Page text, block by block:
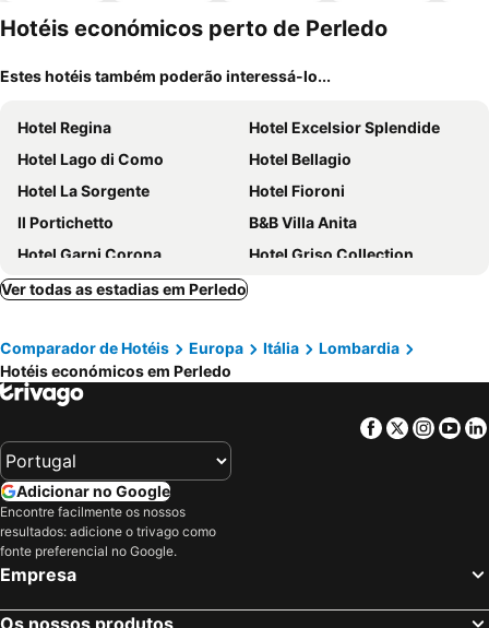
Hotéis económicos perto de Perledo
Estes hotéis também poderão interessá-lo...
Hotel Regina
Hotel Excelsior Splendide
Hotel Lago di Como
Hotel Bellagio
Hotel La Sorgente
Hotel Fioroni
Il Portichetto
B&B Villa Anita
Hotel Garni Corona
Hotel Griso Collection
Hotel Il Perlo
HLL Hotel Lungolago Lecco
Hotel Moderno
Hotel Olivedo
Crotto Di Gittana
Hotel Royal Victoria
Hotel Il Nibbio
Mamma Ciccia
Hotel Vischi
Grand Hotel Menaggio
Hotel Sole
Ver todas as estadias em Perledo
Comparador de Hotéis Europa Itália
Lombardia
Hotéis económicos em Perledo
Facebook
Twitter
Adicionar no Google
Encontre facilmente os nossos
resultados: adicione o trivago como
fonte preferencial no Google.
Empresa
Os nossos produtos